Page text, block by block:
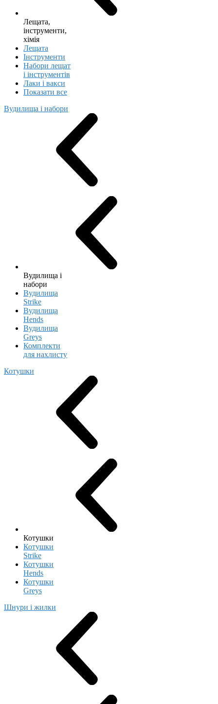
Лещата,
інструменти,
хімія
Лещата
Інструменти
Набори лещат
і інструментів
Лаки і вакси
Показати все
Вудилища і набори
Вудилища і
набори
Вудилища
Strike
Вудилища
Hends
Вудилища
Greys
Комплекти
для нахлисту
Котушки
Котушки
Котушки
Strike
Котушки
Hends
Котушки
Greys
Шнури і жилки